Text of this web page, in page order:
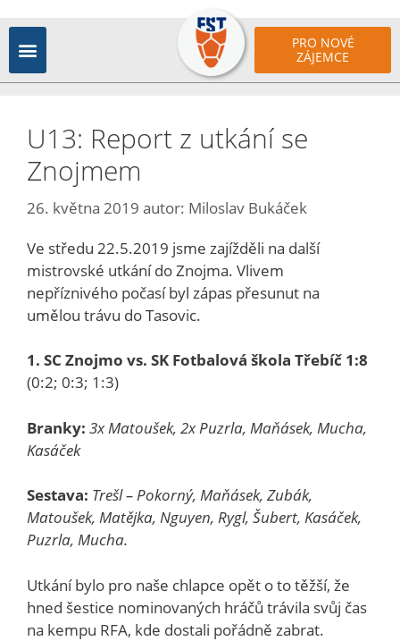
PRO NOVÉ
ZÁJEMCE
U13: Report z utkání se
Znojmem
26. května 2019 autor: Miloslav Bukáček
Ve středu 22.5.2019 jsme zajížděli na další
mistrovské utkání do Znojma. Vlivem
nepříznivého počasí byl zápas přesunut na
umělou trávu do Tasovic.
1. SC Znojmo vs. SK Fotbalová škola Třebíč 1:8
(0:2; 0:3; 1:3)
Branky: 3x Matoušek, 2x Puzrla, Maňásek, Mucha,
Kasáček
Sestava: Trešl – Pokorný, Maňásek, Zubák,
Matoušek, Matějka, Nguyen, Rygl, Šubert, Kasáček,
Puzrla, Mucha.
Utkání bylo pro naše chlapce opět o to těžší, že
hned šestice nominovaných hráčů trávila svůj čas
na kempu RFA, kde dostali pořádně zabrat.